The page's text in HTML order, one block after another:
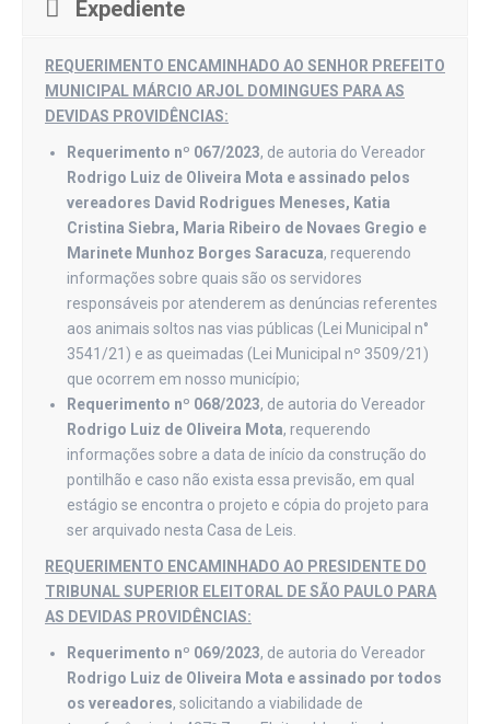
Expediente
REQUERIMENTO ENCAMINHADO AO SENHOR PREFEITO
MUNICIPAL MÁRCIO ARJOL DOMINGUES PARA AS
DEVIDAS PROVIDÊNCIAS:
Requerimento nº 067/2023, de autoria do Vereador
Rodrigo Luiz de Oliveira Mota e assinado pelos
vereadores David Rodrigues Meneses, Katia
Cristina Siebra, Maria Ribeiro de Novaes Gregio e
Marinete Munhoz Borges Saracuza, requerendo
informações sobre quais são os servidores
responsáveis por atenderem as denúncias referentes
aos animais soltos nas vias públicas (Lei Municipal n°
3541/21) e as queimadas (Lei Municipal nº 3509/21)
que ocorrem em nosso município;
Requerimento nº 068/2023, de autoria do Vereador
Rodrigo Luiz de Oliveira Mota, requerendo
informações sobre a data de início da construção do
pontilhão e caso não exista essa previsão, em qual
estágio se encontra o projeto e cópia do projeto para
ser arquivado nesta Casa de Leis.
REQUERIMENTO ENCAMINHADO AO PRESIDENTE DO
TRIBUNAL SUPERIOR ELEITORAL DE SÃO PAULO PARA
AS DEVIDAS PROVIDÊNCIAS:
Requerimento nº 069/2023, de autoria do Vereador
Rodrigo Luiz de Oliveira Mota e assinado por todos
os vereadores, solicitando a viabilidade de